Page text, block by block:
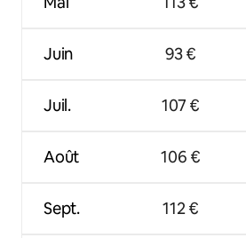
Juin
Juil.
Août
Sept.
93 €
107 €
106 €
112 €